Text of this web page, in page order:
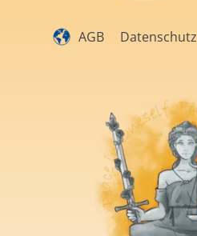
AGB Datenschutz